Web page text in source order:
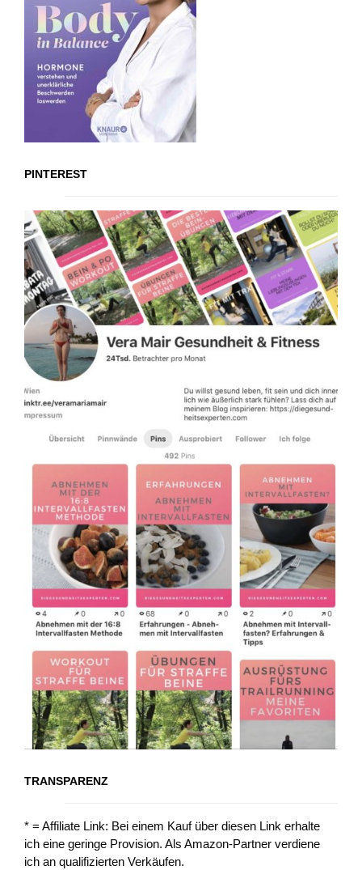
PINTEREST
TRANSPARENZ
* = Affiliate Link: Bei einem Kauf über diesen Link erhalte
ich eine geringe Provision. Als Amazon-Partner verdiene
ich an qualifizierten Verkäufen.